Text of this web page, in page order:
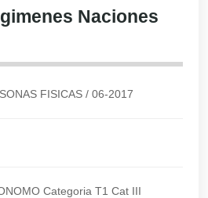
Naciones
FISICAS / 06-2017
Categoria T1 Cat III